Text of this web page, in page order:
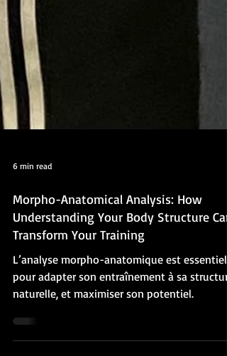
6 min read
Morpho-Anatomical Analysis: How
Understanding Your Body Structure Can
Transform Your Training
L’analyse morpho-anatomique est